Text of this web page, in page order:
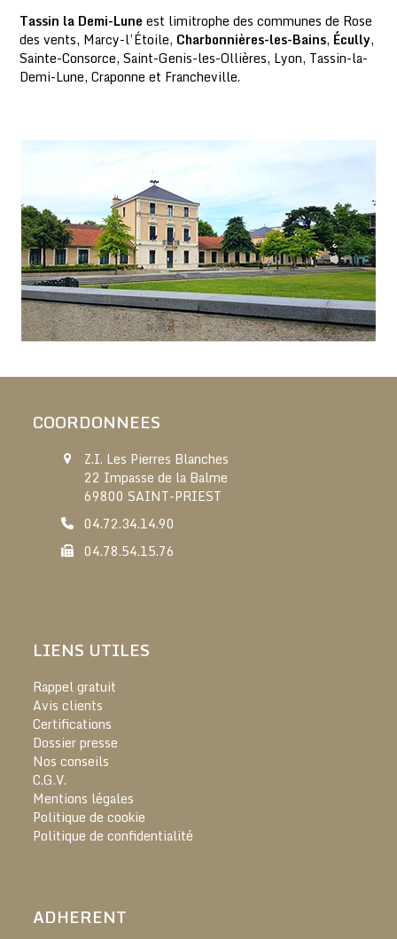
Tassin la Demi-Lune est limitrophe des communes de Rose
des vents, Marcy-l’Étoile, Charbonnières-les-Bains, Écully,
Sainte-Consorce, Saint-Genis-les-Ollières, Lyon, Tassin-la-
Demi-Lune, Craponne et Francheville.
COORDONNEES
Z.I. Les Pierres Blanches
22 Impasse de la Balme
69800 SAINT-PRIEST
04.72.34.14.90
04.78.54.15.76
LIENS UTILES
Rappel gratuit
Avis clients
Certifications
Dossier presse
Nos conseils
C.G.V.
Mentions légales
Politique de cookie
Politique de confidentialité
ADHERENT